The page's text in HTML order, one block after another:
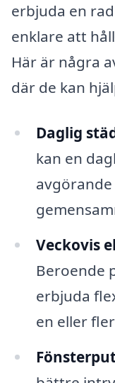
erbjuda en
enklare att
Här är några
där de kan
Daglig
kan en
Veckovis
Beroende
erbjuda
en eller